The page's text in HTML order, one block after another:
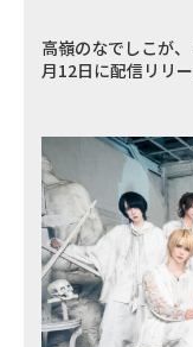
高嶺のなでしこが
月12日に配信リリー